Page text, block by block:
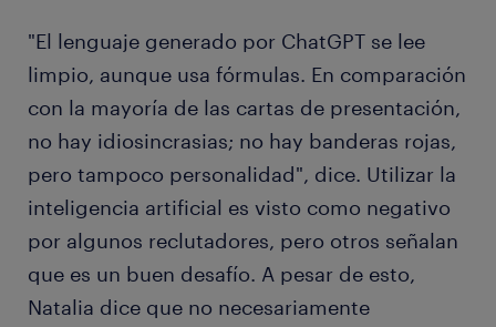
"El lenguaje generado por ChatGPT se lee
limpio, aunque usa fórmulas. En comparación
con la mayoría de las cartas de presentación,
no hay idiosincrasias; no hay banderas rojas,
pero tampoco personalidad", dice. Utilizar la
inteligencia artificial es visto como negativo
por algunos reclutadores, pero otros señalan
que es un buen desafío. A pesar de esto,
Natalia dice que no necesariamente